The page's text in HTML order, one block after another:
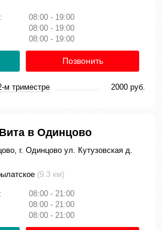
08:00 - 19:00
08:00 - 19:00
08:00 - 19:00
Позвонить
м триместре 2000 руб.
в Одинцово
г. Одинцово ул. Кутузовская д.
(9.3 км)
08:00 - 21:00
08:00 - 21:00
08:00 - 21:00